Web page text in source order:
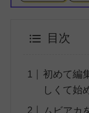
目次
初めて編
しくて始